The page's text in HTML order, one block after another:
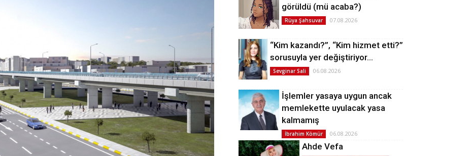
görüldü (mü acaba?)
Rüya Şahsuvar 07.08.2026
“Kim kazandı?”, “Kim hizmet etti?”
sorusuyla yer değiştiriyor…
Sevginar Sali 06.08.2026
İşlemler yasaya uygun ancak
memlekette uyulacak yasa
kalmamış
İbrahim Kömür 06.08.2026
Ahde Vefa